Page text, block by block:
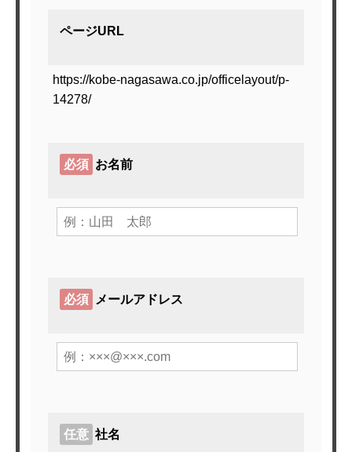
お問い合わせページURL
https://kobe-nagasawa.co.jp/officelayout/p-
14278/
必須 お名前
必須 メールアドレス
任意 社名